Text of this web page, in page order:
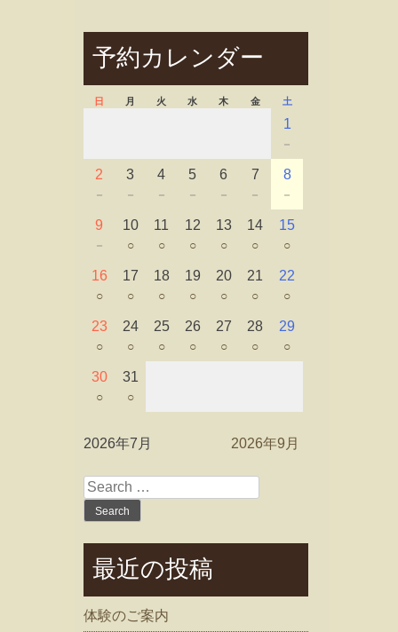
予約カレンダー
日 月 火 水 木 金 土
1
－
2
－
3
－
4
－
5
－
6
－
7
－
8
－
9
－
10
○
11
○
12
○
13
○
14
○
15
○
16
○
17
○
18
○
19
○
20
○
21
○
22
○
23
○
24
○
25
○
26
○
27
○
28
○
29
○
30
○
31
○
2026年7月 2026年9月
Search
for:
最近の投稿
体験のご案内